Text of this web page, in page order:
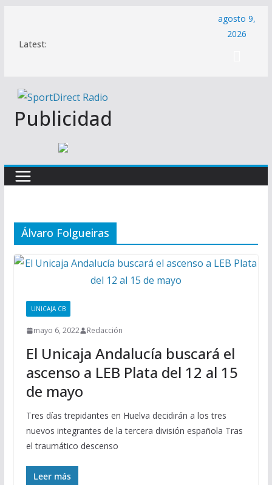
contenido
Latest:
agosto 9,
2026
Publicidad
Álvaro Folgueiras
UNICAJA CB
mayo 6, 2022 Redacción
El Unicaja Andalucía buscará el
ascenso a LEB Plata del 12 al 15
de mayo
Tres días trepidantes en Huelva decidirán a los tres
nuevos integrantes de la tercera división española Tras
el traumático descenso
Leer más